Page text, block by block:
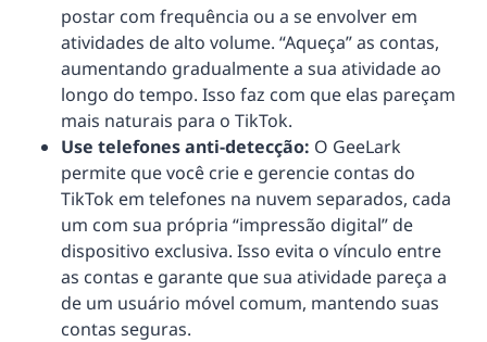
postar com frequência ou a se envolver em
atividades de alto volume. “Aqueça” as contas,
aumentando gradualmente a sua atividade ao
longo do tempo. Isso faz com que elas pareçam
mais naturais para o TikTok.
Use telefones anti-detecção: O GeeLark
permite que você crie e gerencie contas do
TikTok em telefones na nuvem separados, cada
um com sua própria “impressão digital” de
dispositivo exclusiva. Isso evita o vínculo entre
as contas e garante que sua atividade pareça a
de um usuário móvel comum, mantendo suas
contas seguras.